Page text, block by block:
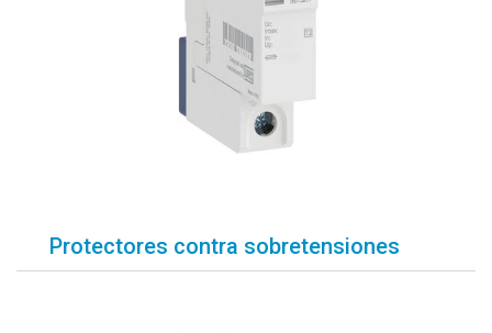
Protectores contra sobretensiones